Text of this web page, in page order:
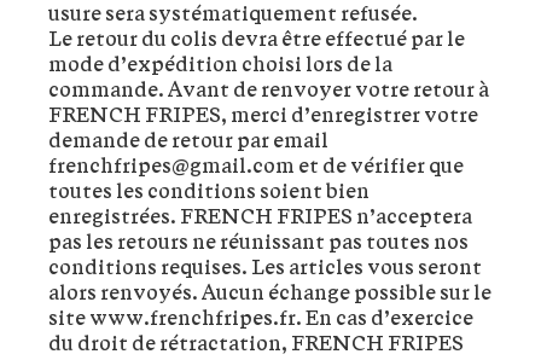
usure sera systématiquement refusée.
Le retour du colis devra être effectué par le
mode d’expédition choisi lors de la
commande. Avant de renvoyer votre retour à
FRENCH FRIPES, merci d’enregistrer votre
demande de retour par email
frenchfripes@gmail.com et de vérifier que
toutes les conditions soient bien
enregistrées. FRENCH FRIPES n’acceptera
pas les retours ne réunissant pas toutes nos
conditions requises. Les articles vous seront
alors renvoyés. Aucun échange possible sur le
site www.frenchfripes.fr. En cas d’exercice
du droit de rétractation, FRENCH FRIPES